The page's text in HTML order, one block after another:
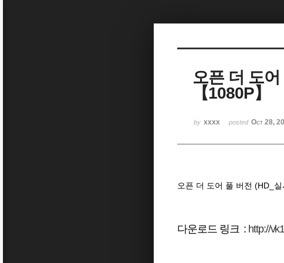
오픈 더 도
【1080P】
by xxxx posted Oct 28,
오픈 더 도어 풀 버전 (HD_
다운로드 링크 : http://
Sketchbook5, 스케치북5
Sketchbook5, 스케치북5